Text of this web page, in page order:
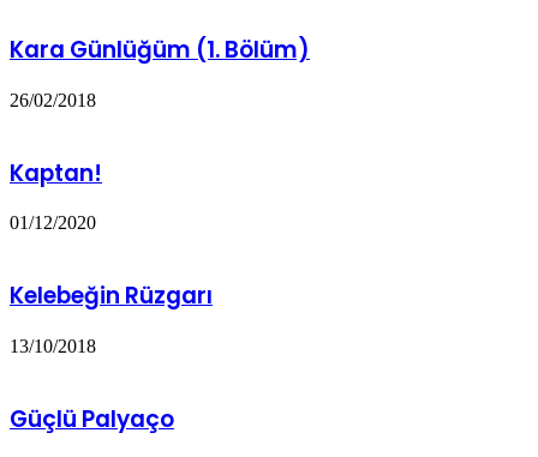
Kara Günlüğüm (1. Bölüm)
26/02/2018
Kaptan!
01/12/2020
Kelebeğin Rüzgarı
13/10/2018
Güçlü Palyaço